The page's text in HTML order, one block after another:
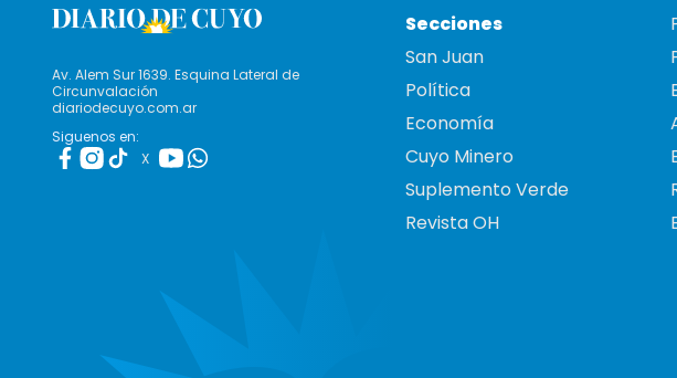
Av. Alem Sur 1639. Esquina Lateral de
Circunvalación
diariodecuyo.com.ar
Siguenos en:
X
Secciones
San Juan
Política
Economía
Cuyo Minero
Suplemento Verde
Revista OH